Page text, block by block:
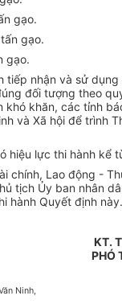
gạo.
gạo.
gạo.
tiếp nhận và sử
đối tượng theo
khó khăn, các tỉnh
và Xã hội để trình
hiệu lực thi hành kể
chính, Lao động -
tịch Ủy ban nhân
hành Quyết định
Ninh,
KT.
PHÓ